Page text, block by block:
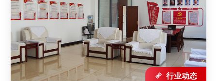
 行业动态